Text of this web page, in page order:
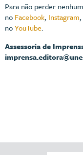
Para não perder
no Facebook, Instagram,
noYouTube.
Assessoria de